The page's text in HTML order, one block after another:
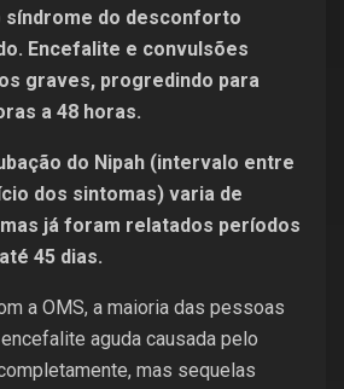
síndrome do desconforto
Encefalite e convulsões
graves, progredindo para
a 48 horas.
do Nipah (intervalo entre
dos sintomas) varia de
já foram relatados períodos
45 dias.
a OMS, a maioria das pessoas
aguda causada pelo
mas sequelas